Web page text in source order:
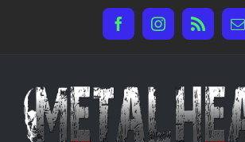
FacebookInstagram
Rss